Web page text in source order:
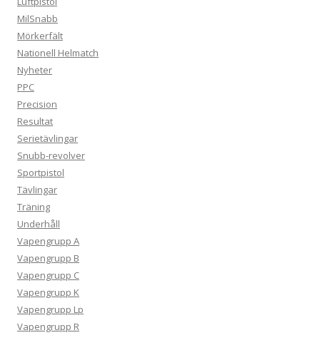
MilSnabb
Mörkerfält
Nationell Helmatch
Nyheter
PPC
Precision
Resultat
Serietävlingar
Snubb-revolver
Sportpistol
Tävlingar
Träning
Underhåll
Vapengrupp A
Vapengrupp B
Vapengrupp C
Vapengrupp K
Vapengrupp Lp
Vapengrupp R